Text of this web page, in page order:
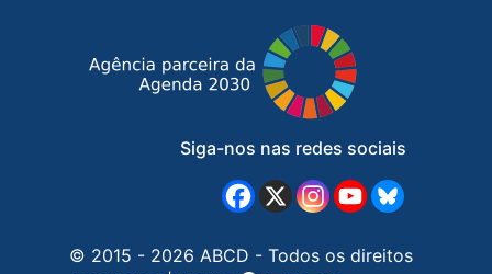
Siga-nos nas redes sociais
© 2015 - 2026 ABCD - Todos os direitos